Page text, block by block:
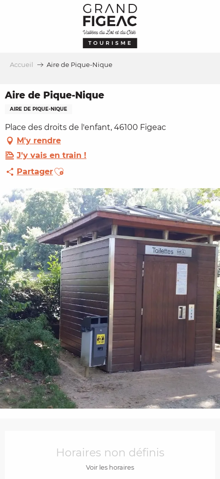
Accueil Aire de Pique-Nique
Aire de Pique-Nique
AIRE DE PIQUE-NIQUE
Place des droits de l'enfant, 46100 Figeac
M'y rendre
J'y vais en train !
PartagerAjouter aux favoris
Horaires non définis
Voir les horaires